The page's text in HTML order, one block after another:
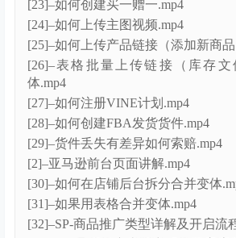
品.mp4
[9]–九、10种最实用的选品方式.mp4
│ ├{2}–基础系列课程
[10]–如何发布帖子（Post）.mp4
[11]–如何提报LDBD促销活动.mp4
[12]–如何上传品牌故事.mp4
[13]–亚马逊优惠券怎么设置？.mp4
[14]–如何搭建品牌旗舰店.mp4
[15]–如何创建购买折扣.mp4
[16]–如何创建社交媒体促销代码.mp4
[17]–如何开CASE.mp4
[18]–如何开启Prime专享折扣.mp4